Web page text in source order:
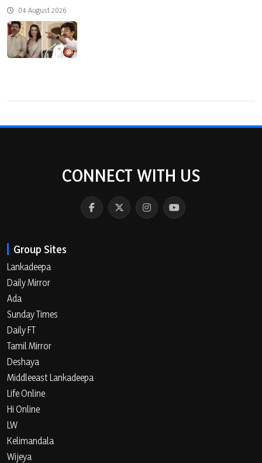
04 August 2026
CONNECT WITH US
Group Sites
Lankadeepa
Daily Mirror
Ada
Sunday Times
Daily FT
Tamil Mirror
Deshaya
Middleeast Lankadeepa
Life Online
Hi Online
LW
Kelimandala
Wijeya